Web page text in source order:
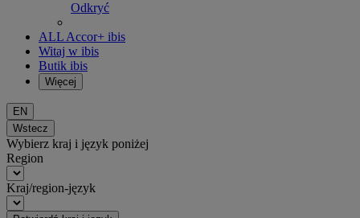
Odkryć
ALL Accor+ ibis
Witaj w ibis
Butik ibis
Więcej
EN
Wstecz
Wybierz kraj i język poniżej
Region
Kraj/region-język